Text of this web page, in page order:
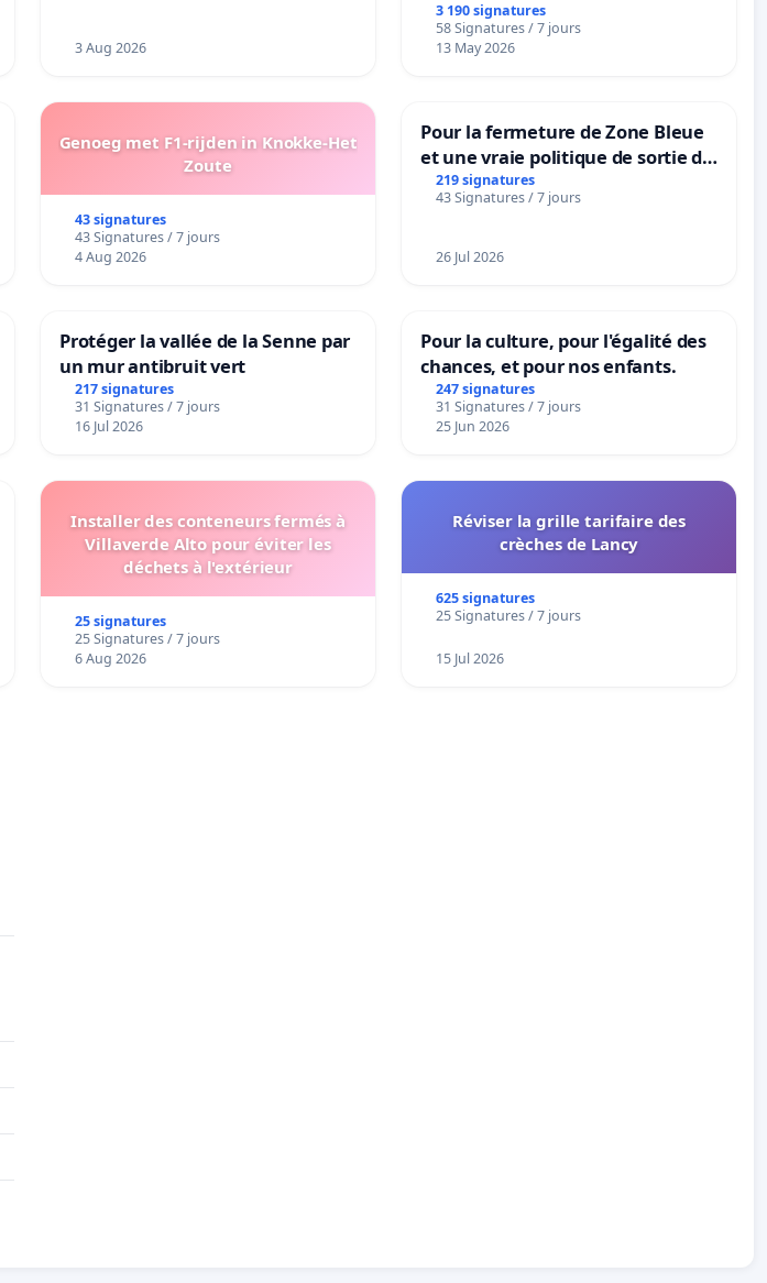
3 Aug 2026
3 190 signatures
58 Signatures / 7 jours
13 May 2026
Genoeg met F1-rijden in Knokke-Het
Zoute
43 signatures
43 Signatures / 7 jours
4 Aug 2026
Pour la fermeture de Zone Bleue
et une vraie politique de sortie de
la dépendance
219 signatures
43 Signatures / 7 jours
26 Jul 2026
Protéger la vallée de la Senne par
un mur antibruit vert
217 signatures
31 Signatures / 7 jours
16 Jul 2026
Pour la culture, pour l'égalité des
chances, et pour nos enfants.
247 signatures
31 Signatures / 7 jours
25 Jun 2026
Installer des conteneurs fermés à
Villaverde Alto pour éviter les
déchets à l'extérieur
25 signatures
25 Signatures / 7 jours
6 Aug 2026
Réviser la grille tarifaire des
crèches de Lancy
625 signatures
25 Signatures / 7 jours
15 Jul 2026